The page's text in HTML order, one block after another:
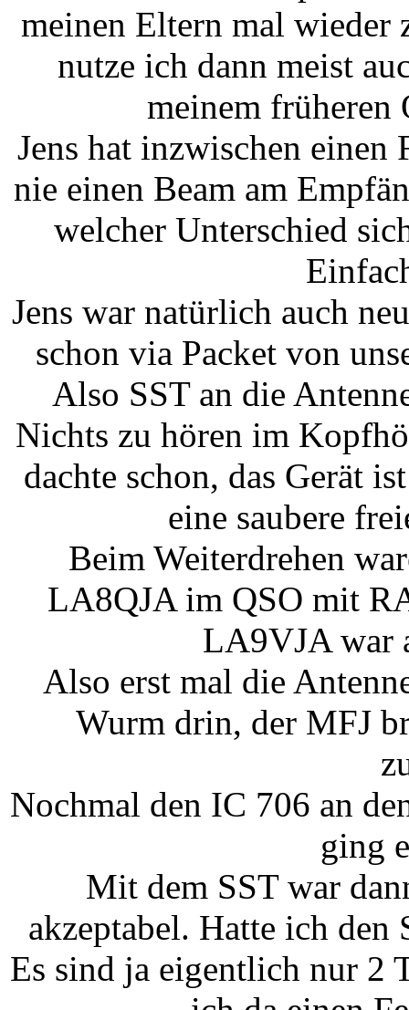
meinen Eltern mal wieder
nutze ich dann meist
meinem früheren
Jens hat inzwischen
nie einen Beam am
welcher Unterschied
Jens war natürlich auch
schon via Packet von
Also SST an die
Nichts zu hören im
dachte schon, das Gerät
eine saubere
Beim Weiterdrehen
LA8QJA im QSO mit
LA9VJA war
Also erst mal die
Wurm drin, der MFJ
Nochmal den IC 706 an
ging
Mit dem SST war
akzeptabel. Hatte ich den
Es sind ja eigentlich nur 2